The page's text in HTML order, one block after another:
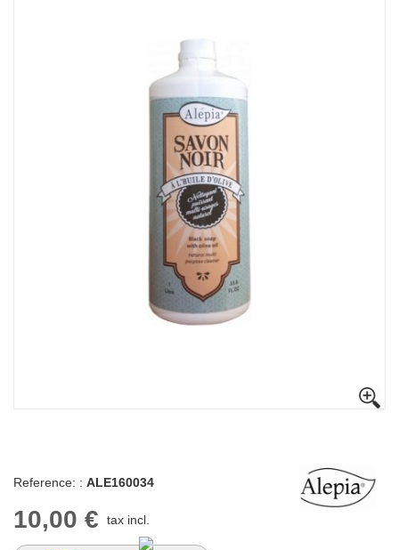
Reference: : ALE160034
10,00 € tax incl.